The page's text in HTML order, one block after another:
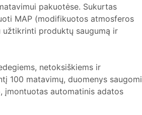
pakuotėse. Sukurtas
MAP (modifikuotos atmosferos
produktų saugumą ir
netoksiškiems ir
100 matavimų, duomenys saugomi
įmontuotas automatinis adatos